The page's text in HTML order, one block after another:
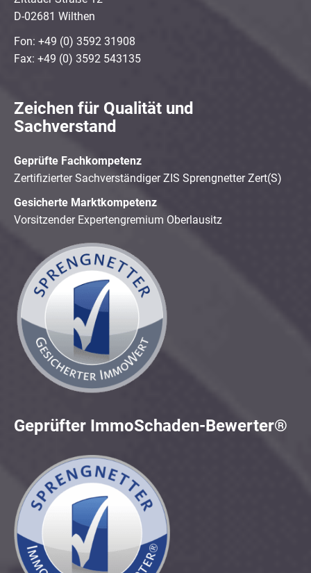
D-02681 Wilthen
Fon: +49 (0) 3592 31908
Fax: +49 (0) 3592 543135
Zeichen für Qualität und
Sachverstand
Geprüfte Fachkompetenz
Zertifizierter Sachverständiger ZIS Sprengnetter Zert(S)
Gesicherte Marktkompetenz
Vorsitzender Expertengremium Oberlausitz
Geprüfter ImmoSchaden-Bewerter®